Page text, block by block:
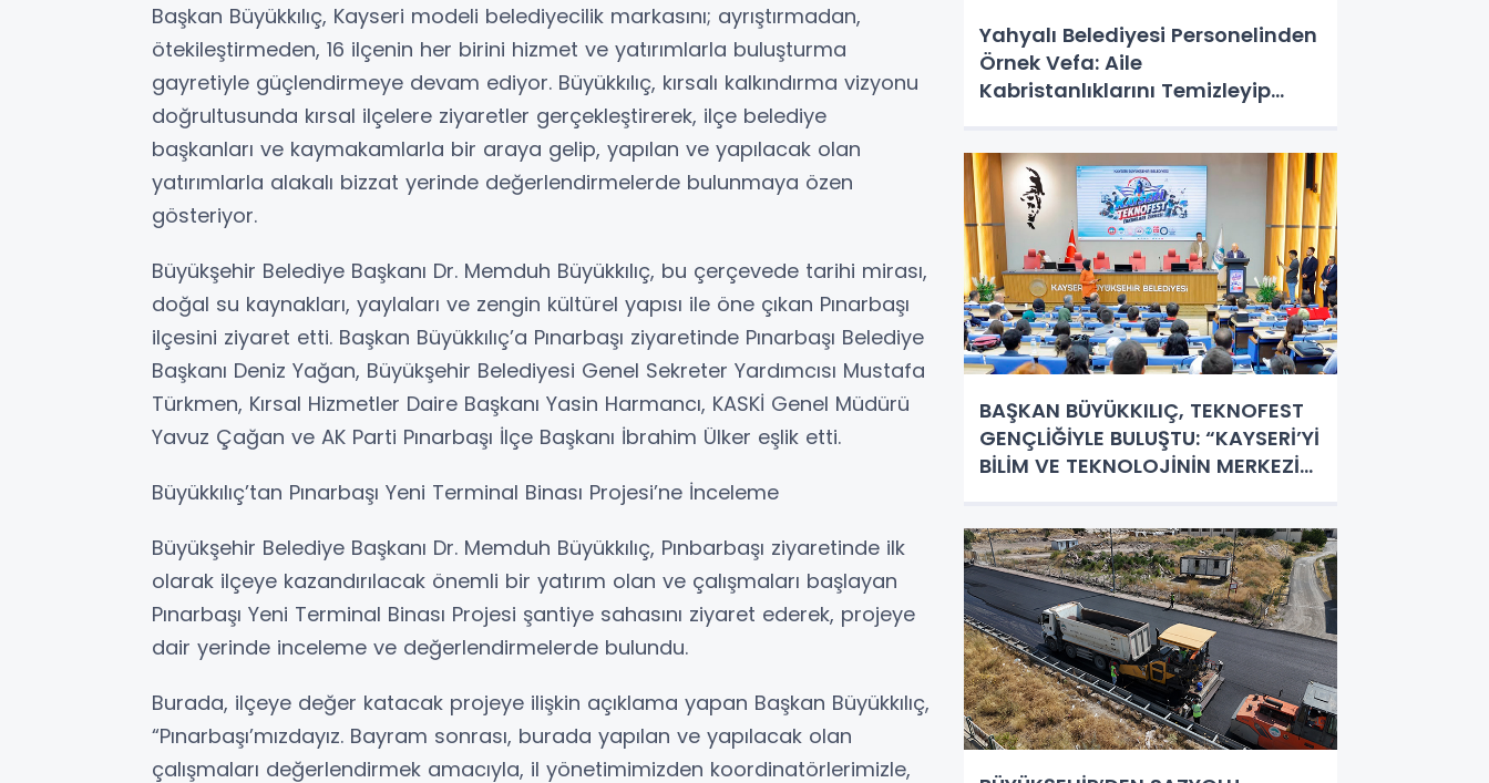
Başkan Büyükkılıç, Kayseri modeli belediyecilik markasını; ayrıştırmadan,
ötekileştirmeden, 16 ilçenin her birini hizmet ve yatırımlarla buluşturma
gayretiyle güçlendirmeye devam ediyor. Büyükkılıç, kırsalı kalkındırma vizyonu
doğrultusunda kırsal ilçelere ziyaretler gerçekleştirerek, ilçe belediye
başkanları ve kaymakamlarla bir araya gelip, yapılan ve yapılacak olan
yatırımlarla alakalı bizzat yerinde değerlendirmelerde bulunmaya özen
gösteriyor.
Büyükşehir Belediye Başkanı Dr. Memduh Büyükkılıç, bu çerçevede tarihi mirası,
doğal su kaynakları, yaylaları ve zengin kültürel yapısı ile öne çıkan Pınarbaşı
ilçesini ziyaret etti. Başkan Büyükkılıç’a Pınarbaşı ziyaretinde Pınarbaşı Belediye
Başkanı Deniz Yağan, Büyükşehir Belediyesi Genel Sekreter Yardımcısı Mustafa
Türkmen, Kırsal Hizmetler Daire Başkanı Yasin Harmancı, KASKİ Genel Müdürü
Yavuz Çağan ve AK Parti Pınarbaşı İlçe Başkanı İbrahim Ülker eşlik etti.
Büyükkılıç’tan Pınarbaşı Yeni Terminal Binası Projesi’ne İnceleme
Büyükşehir Belediye Başkanı Dr. Memduh Büyükkılıç, Pınbarbaşı ziyaretinde ilk
olarak ilçeye kazandırılacak önemli bir yatırım olan ve çalışmaları başlayan
Pınarbaşı Yeni Terminal Binası Projesi şantiye sahasını ziyaret ederek, projeye
dair yerinde inceleme ve değerlendirmelerde bulundu.
Burada, ilçeye değer katacak projeye ilişkin açıklama yapan Başkan Büyükkılıç,
“Pınarbaşı’mızdayız. Bayram sonrası, burada yapılan ve yapılacak olan
çalışmaları değerlendirmek amacıyla, il yönetimimizden koordinatörlerimizle,
Yahyalı Belediyesi Personelinden
Örnek Vefa: Aile
Kabristanlıklarını Temizleyip
BAŞKAN BÜYÜKKILIÇ, TEKNOFEST
GENÇLİĞİYLE BULUŞTU: “KAYSERİ’Yİ
BİLİM VE TEKNOLOJİNİN MERKEZİ